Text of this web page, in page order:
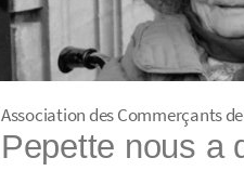
Association des Commerçants
Pepette nous a